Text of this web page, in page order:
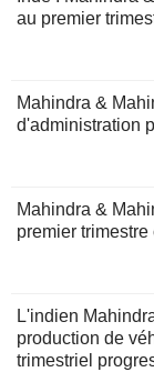
au premier
Mahindra &
d'administration
Mahindra &
premier
L'indien
production de
trimestriel